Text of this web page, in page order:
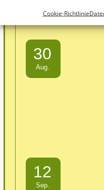
Cookie-Richtlinie
30
Aug.
12
Sep.